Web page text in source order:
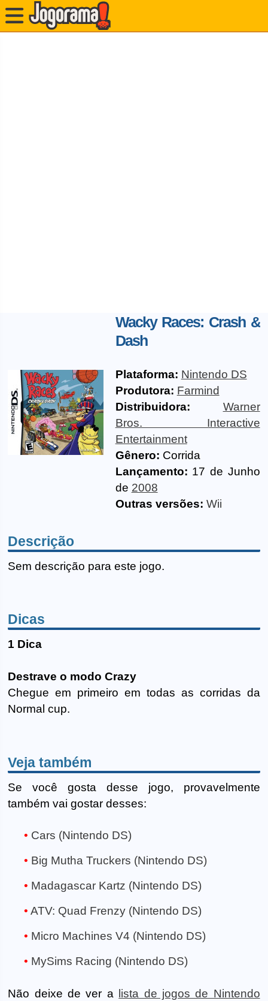
Wacky Races: Crash &
Dash
Plataforma: Nintendo DS
Produtora: Farmind
Distribuidora:
Warner
Bros. Interactive
Entertainment
Gênero: Corrida
Lançamento: 17 de Junho
de 2008
Outras versões: Wii
Descrição
Sem descrição para este jogo.
Dicas
1 Dica
Destrave o modo Crazy
Chegue em primeiro em todas as corridas da
Normal cup.
Veja também
Se você gosta desse jogo, provavelmente
também vai gostar desses:
Cars (Nintendo DS)
Big Mutha Truckers (Nintendo DS)
Madagascar Kartz (Nintendo DS)
ATV: Quad Frenzy (Nintendo DS)
Micro Machines V4 (Nintendo DS)
MySims Racing (Nintendo DS)
Não deixe de ver a
lista de jogos de Nintendo